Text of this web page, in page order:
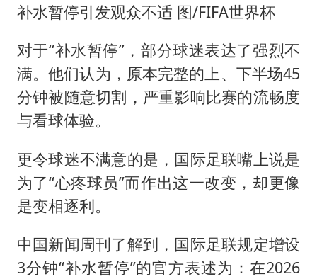
补水暂停引发观众不适 图/FIFA世界杯
对于“补水暂停”，部分球迷表达了强烈不
满。他们认为，原本完整的上、下半场45
分钟被随意切割，严重影响比赛的流畅度
与看球体验。
更令球迷不满意的是，国际足联嘴上说是
为了“心疼球员”而作出这一改变，却更像
是变相逐利。
中国新闻周刊了解到，国际足联规定增设
3分钟“补水暂停”的官方表述为：在2026